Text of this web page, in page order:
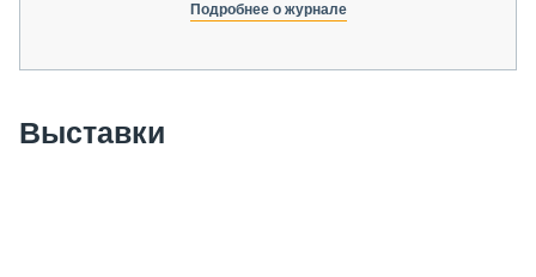
Подробнее о журнале
Выставки